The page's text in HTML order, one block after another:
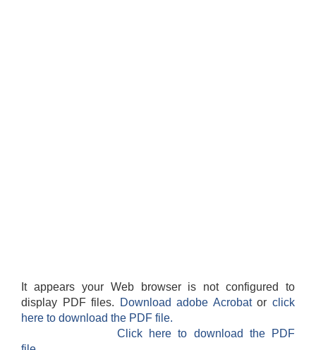
It appears your Web browser is not configured to
display PDF files.
Download adobe Acrobatorclick
here to download the PDF file.
Click here to download the PDF